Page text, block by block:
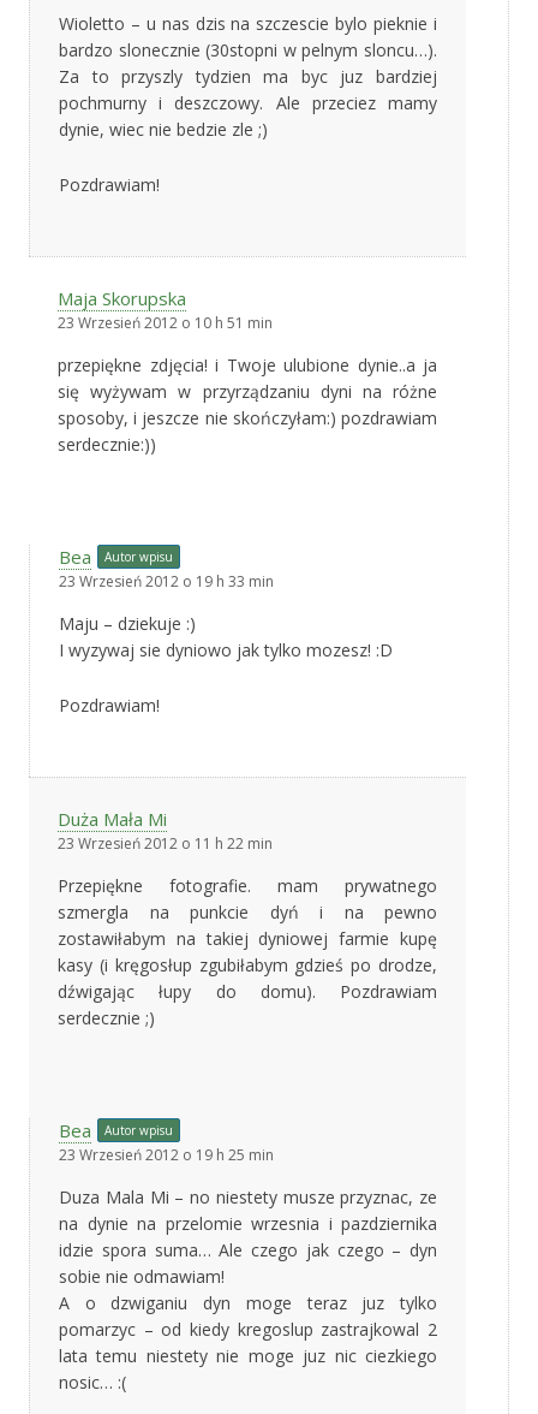
Wioletto – u nas dzis na szczescie bylo pieknie i
bardzo slonecznie (30stopni w pelnym sloncu…).
Za to przyszly tydzien ma byc juz bardziej
pochmurny i deszczowy. Ale przeciez mamy
dynie, wiec nie bedzie zle ;)
Pozdrawiam!
Maja Skorupska
23 Wrzesień 2012 o 10 h 51 min
przepiękne zdjęcia! i Twoje ulubione dynie..a ja
się wyżywam w przyrządzaniu dyni na różne
sposoby, i jeszcze nie skończyłam:) pozdrawiam
serdecznie:))
Bea Autor wpisu
23 Wrzesień 2012 o 19 h 33 min
Maju – dziekuje :)
I wyzywaj sie dyniowo jak tylko mozesz! :D
Pozdrawiam!
Duża Mała Mi
23 Wrzesień 2012 o 11 h 22 min
Przepiękne fotografie. mam prywatnego
szmergla na punkcie dyń i na pewno
zostawiłabym na takiej dyniowej farmie kupę
kasy (i kręgosłup zgubiłabym gdzieś po drodze,
dźwigając łupy do domu). Pozdrawiam
serdecznie ;)
Bea Autor wpisu
23 Wrzesień 2012 o 19 h 25 min
Duza Mala Mi – no niestety musze przyznac, ze
na dynie na przelomie wrzesnia i pazdziernika
idzie spora suma… Ale czego jak czego – dyn
sobie nie odmawiam!
A o dzwiganiu dyn moge teraz juz tylko
pomarzyc – od kiedy kregoslup zastrajkowal 2
lata temu niestety nie moge juz nic ciezkiego
nosic… :(